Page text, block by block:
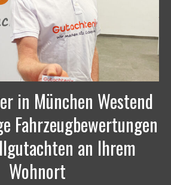
in München Westend
Fahrzeugbewertungen
an Ihrem
Wohnort